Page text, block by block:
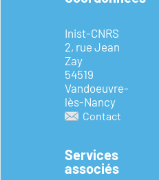
Inist-CNRS
2, rue Jean
Zay
54519
Vandoeuvre-
lès-Nancy
Contact
Services
associés